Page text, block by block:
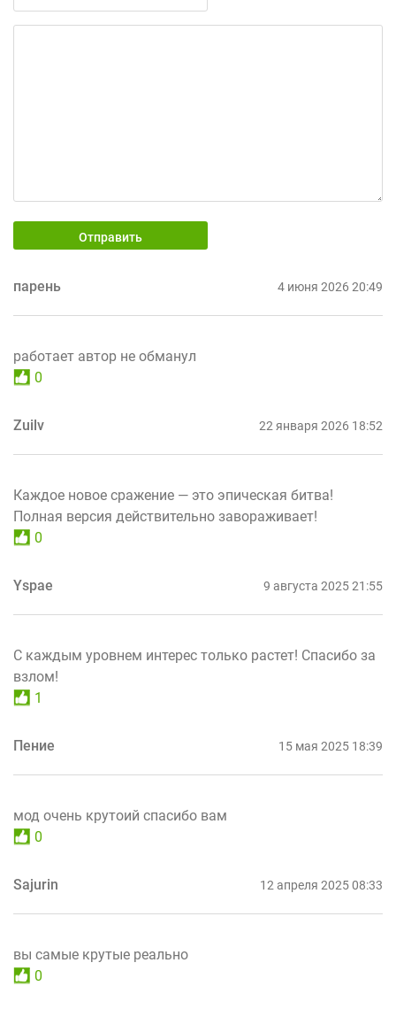
Отправить
парень 4 июня 2026 20:49
работает автор не обманул
0
Zuilv 22 января 2026 18:52
Каждое новое сражение — это эпическая битва!
Полная версия действительно завораживает!
0
Yspae 9 августа 2025 21:55
С каждым уровнем интерес только растет! Спасибо за
взлом!
1
Пение 15 мая 2025 18:39
мод очень крутоий спасибо вам
0
Sajurin 12 апреля 2025 08:33
вы самые крутые реально
0